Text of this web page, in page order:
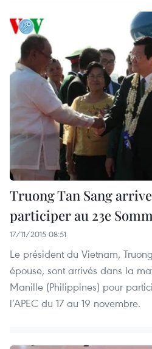
Truong Tan Sang
participer au 23e
17/11/2015 08:51
Le président du Vietnam,
épouse, sont arrivés dans la
Manille (Philippines) pour
l’APEC du 17 au 19 novembre.